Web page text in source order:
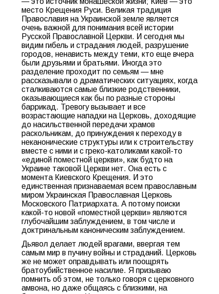
место Крещения Руси. Великая традиция
Православия на Украинской земле является
очень важной для понимания всей истории
Русской Православной Церкви. И сегодня мы
видим гибель и страдания людей, разрушение
городов, ненависть между теми, кто еще вчера
были друзьями и братьями. Иногда это
разделение проходит по семьям — мне
рассказывали о драматических ситуациях, когда
сталкиваются самые близкие родственники,
оказывающиеся как бы по разные стороны
баррикад. Тревогу вызывает и все
возрастающие нападки на Церковь, доходящие
до насильственной передачи храмов
раскольникам, до принуждения к переходу в
неканонические структуры или к строительству
вместе с ними и с греко-католиками какой-то
«единой поместной церкви», как будто на
Украине таковой Церкви нет. Она есть с
момента Киевского Крещения. И это
единственная признаваемая всем православным
миром Украинская Православная Церковь
Московского Патриархата. А потому поиски
какой-то новой «поместной церкви» являются
глубочайшим заблуждением, в том числе и
доктринальным каноническим заблуждением.
Дьявол делает людей врагами, ввергая тем
самым мир в пучину войны и страданий. Церковь
же не может оправдывать или поощрять
братоубийственное насилие. Я призываю
помнить об этом, не только говоря с церковного
амвона, но даже общаясь с близкими, на